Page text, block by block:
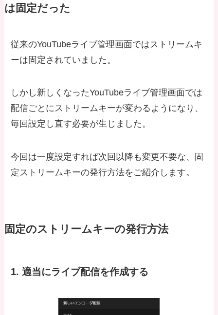
は固定だった
従来のYouTubeライブ管理画面ではストリームキ
ーは固定されていました。
しかし新しくなったYouTubeライブ管理画面では
配信ごとにストリームキーが変わるようになり、
毎回設定し直す必要が生じました。
今回は一度設定すれば次回以降も変更不要な、固
定ストリームキーの発行方法をご紹介します。
固定のストリームキーの発行方法
1. 適当にライブ配信を作成する